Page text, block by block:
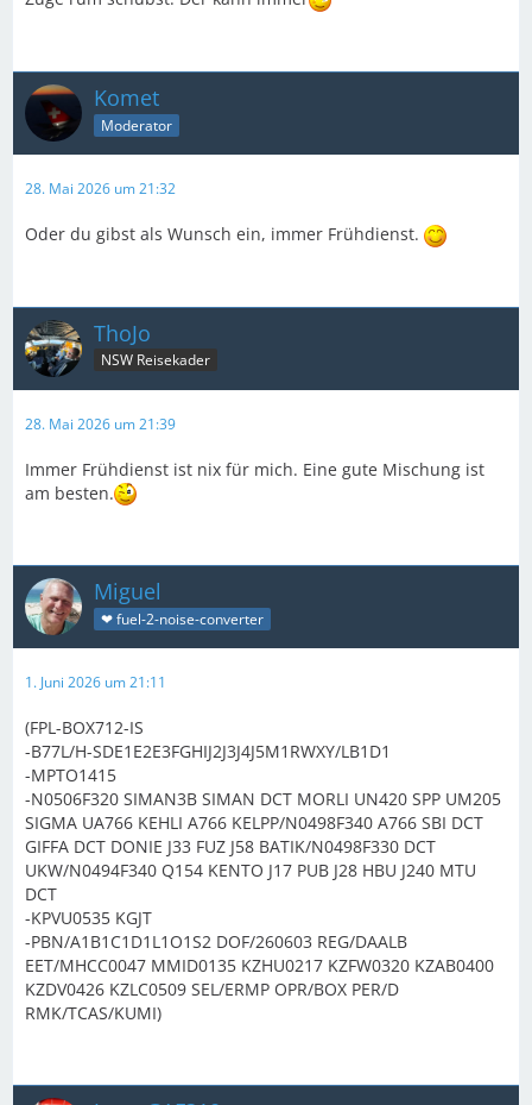
Komet
Moderator
28. Mai 2026 um 21:32
Oder du gibst als Wunsch ein, immer Frühdienst.
ThoJo
NSW Reisekader
28. Mai 2026 um 21:39
Immer Frühdienst ist nix für mich. Eine gute Mischung ist
am besten.
Miguel
❤ fuel-2-noise-converter
1. Juni 2026 um 21:11
(FPL-BOX712-IS
-B77L/H-SDE1E2E3FGHIJ2J3J4J5M1RWXY/LB1D1
-MPTO1415
-N0506F320 SIMAN3B SIMAN DCT MORLI UN420 SPP UM205
SIGMA UA766 KEHLI A766 KELPP/N0498F340 A766 SBI DCT
GIFFA DCT DONIE J33 FUZ J58 BATIK/N0498F330 DCT
UKW/N0494F340 Q154 KENTO J17 PUB J28 HBU J240 MTU
DCT
-KPVU0535 KGJT
-PBN/A1B1C1D1L1O1S2 DOF/260603 REG/DAALB
EET/MHCC0047 MMID0135 KZHU0217 KZFW0320 KZAB0400
KZDV0426 KZLC0509 SEL/ERMP OPR/BOX PER/D
RMK/TCAS/KUMI)